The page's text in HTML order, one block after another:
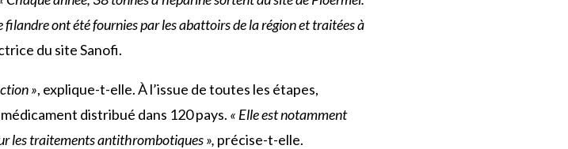
ont été fournies par les abattoirs de la région et traitées à
du site Sanofi.
», explique-t-elle. À l’issue de toutes les étapes,
distribué dans 120 pays. « Elle est notamment
les traitements antithrombotiques », précise-t-elle.